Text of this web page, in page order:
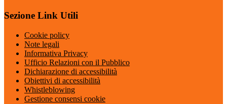
Sezione Link Utili
Cookie policy
Note legali
Informativa Privacy
Ufficio Relazioni con il Pubblico
Dichiarazione di accessibilità
Obiettivi di accessibilità
Whistleblowing
Gestione consensi cookie